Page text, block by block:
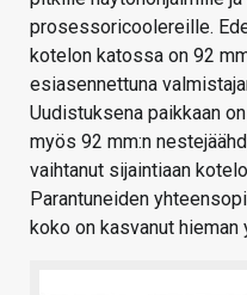
prosessoricoolereille.
kotelon katossa on 92
esiasennettuna
Uudistuksena paikkaan
myös 92 mm:n
vaihtanut sijaintiaan
Parantuneiden
koko on kasvanut hieman